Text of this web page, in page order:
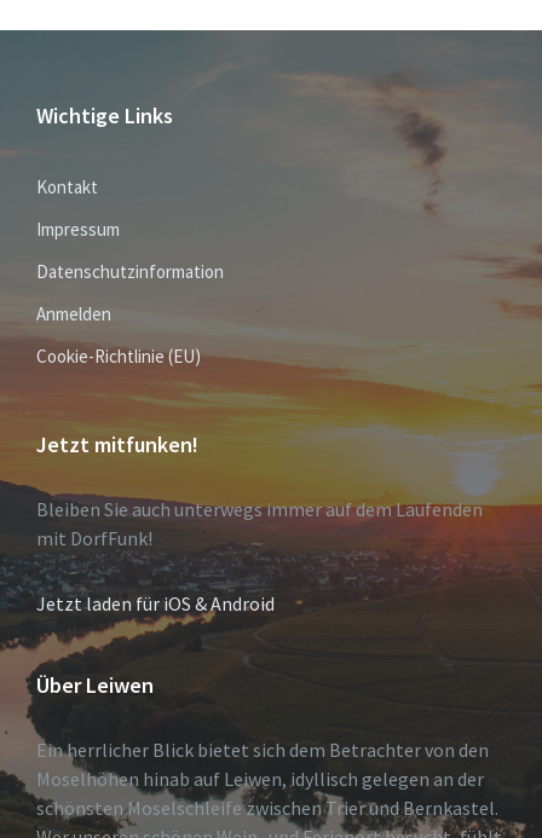
Wichtige Links
Kontakt
Impressum
Datenschutzinformation
Anmelden
Cookie-Richtlinie (EU)
Jetzt mitfunken!
Bleiben Sie auch unterwegs immer auf dem Laufenden
mit DorfFunk!
Jetzt laden für iOS & Android
Über Leiwen
Ein herrlicher Blick bietet sich dem Betrachter von den
Moselhöhen hinab auf Leiwen, idyllisch gelegen an der
schönsten Moselschleife zwischen Trier und Bernkastel.